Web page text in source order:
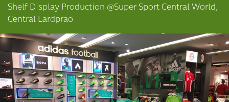
Shelf Display Production @Super Sport Central World,
Central Lardprao